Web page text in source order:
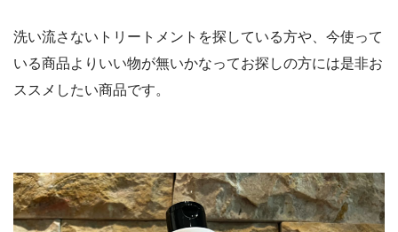
洗い流さないトリートメントを探している方や、今使って
いる商品よりいい物が無いかなってお探しの方には是非お
ススメしたい商品です。